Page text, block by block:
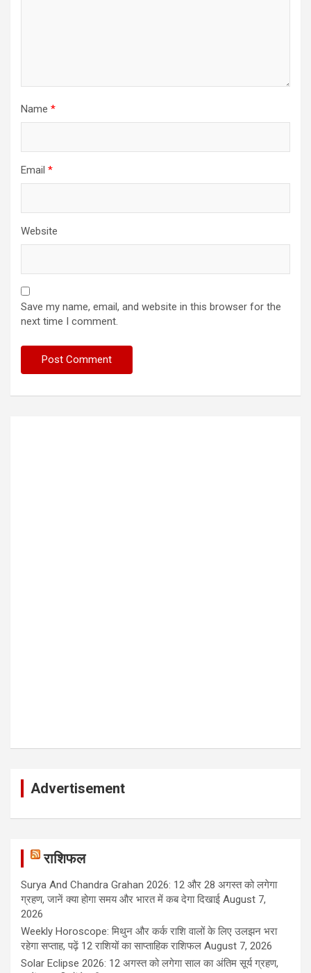
Name *
Email *
Website
Save my name, email, and website in this browser for the
next time I comment.
Advertisement
राशिफल
Surya And Chandra Grahan 2026: 12 और 28 अगस्त को लगेगा
ग्रहण, जानें क्या होगा समय और भारत में कब देगा दिखाई August 7,
2026
Weekly Horoscope: मिथुन और कर्क राशि वालों के लिए उलझन भरा
रहेगा सप्ताह, पढ़ें 12 राशियों का साप्ताहिक राशिफल August 7, 2026
Solar Eclipse 2026: 12 अगस्त को लगेगा साल का अंतिम सूर्य ग्रहण,